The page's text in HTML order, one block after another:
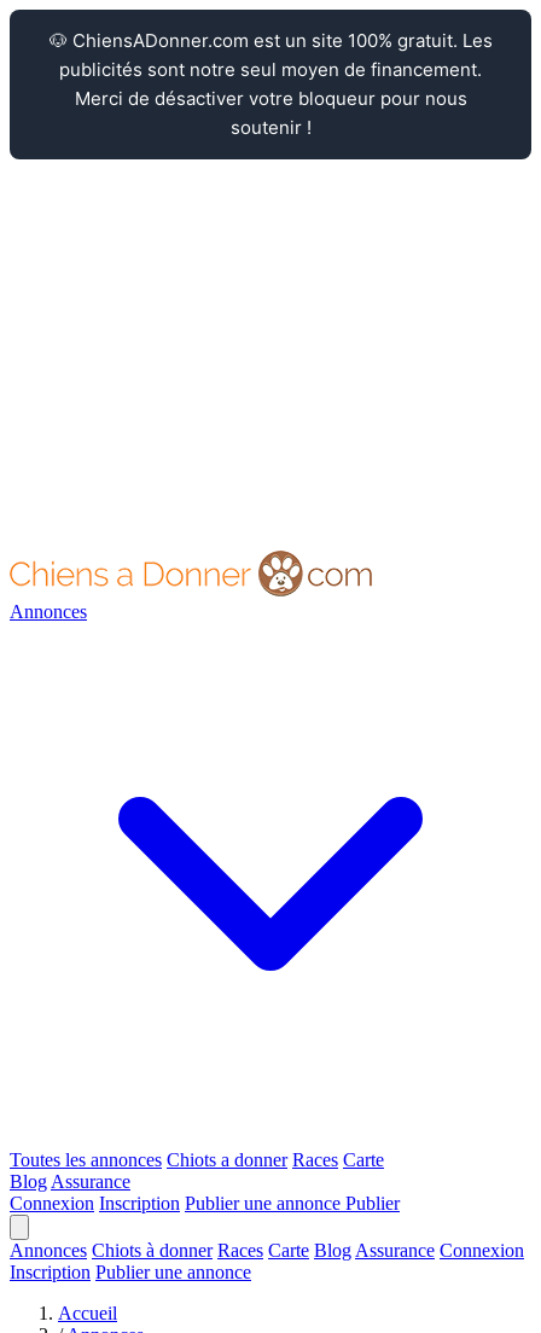
Annonces
Toutes les annonces Chiots a donner Races Carte
Blog Assurance
Connexion Inscription Publier une annonce Publier
Annonces Chiots à donner Races Carte Blog Assurance Connexion
Inscription Publier une annonce
Accueil